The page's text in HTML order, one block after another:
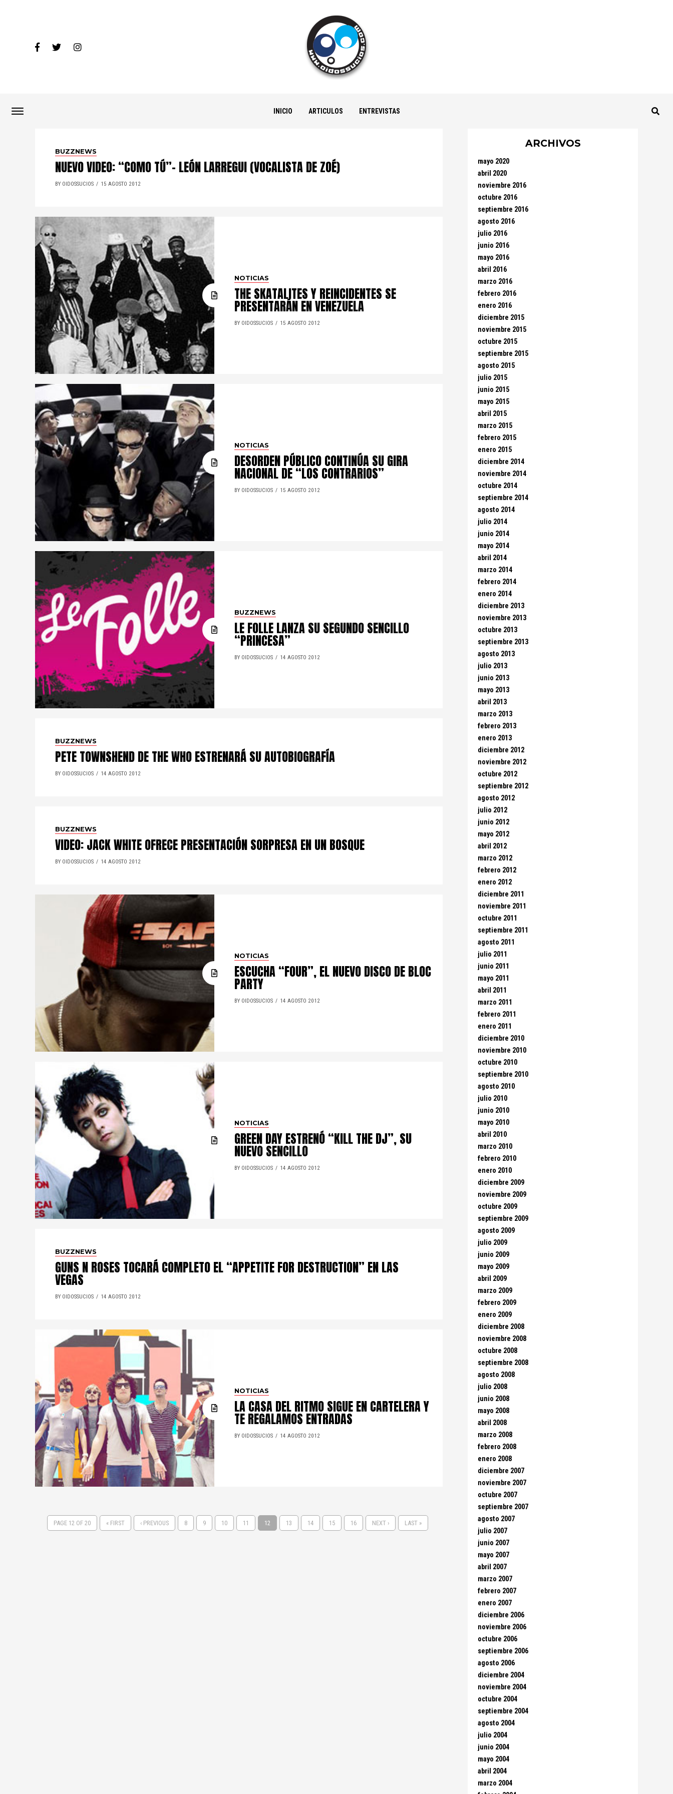
INICIO ARTICULOS ENTREVISTAS
BUZZNEWS
NUEVO VIDEO: “COMO TÚ”- LEÓN LARREGUI (VOCALISTA DE ZOÉ)
BY OIDOSSUCIOS 15 AGOSTO 2012
NOTICIAS
THE SKATALITES Y REINCIDENTES SE
PRESENTARÁN EN VENEZUELA
BY OIDOSSUCIOS 15 AGOSTO 2012
NOTICIAS
DESORDEN PÚBLICO CONTINÚA SU GIRA
NACIONAL DE “LOS CONTRARIOS”
BY OIDOSSUCIOS 15 AGOSTO 2012
BUZZNEWS
LE FOLLE LANZA SU SEGUNDO SENCILLO
“PRINCESA”
BY OIDOSSUCIOS 14 AGOSTO 2012
BUZZNEWS
PETE TOWNSHEND DE THE WHO ESTRENARÁ SU AUTOBIOGRAFÍA
BY OIDOSSUCIOS 14 AGOSTO 2012
BUZZNEWS
VIDEO: JACK WHITE OFRECE PRESENTACIÓN SORPRESA EN UN BOSQUE
BY OIDOSSUCIOS 14 AGOSTO 2012
NOTICIAS
ESCUCHA “FOUR”, EL NUEVO DISCO DE BLOC
PARTY
BY OIDOSSUCIOS 14 AGOSTO 2012
NOTICIAS
GREEN DAY ESTRENÓ “KILL THE DJ”, SU
NUEVO SENCILLO
BY OIDOSSUCIOS 14 AGOSTO 2012
BUZZNEWS
GUNS N ROSES TOCARÁ COMPLETO EL “APPETITE FOR DESTRUCTION” EN LAS
VEGAS
BY OIDOSSUCIOS 14 AGOSTO 2012
NOTICIAS
LA CASA DEL RITMO SIGUE EN CARTELERA Y
TE REGALAMOS ENTRADAS
BY OIDOSSUCIOS 14 AGOSTO 2012
PAGE 12 OF 20 « FIRST ‹ PREVIOUS 8 9 10 11 12 13 14 15 16 NEXT › LAST »
ARCHIVOS
mayo 2020
abril 2020
noviembre 2016
octubre 2016
septiembre 2016
agosto 2016
julio 2016
junio 2016
mayo 2016
abril 2016
marzo 2016
febrero 2016
enero 2016
diciembre 2015
noviembre 2015
octubre 2015
septiembre 2015
agosto 2015
julio 2015
junio 2015
mayo 2015
abril 2015
marzo 2015
febrero 2015
enero 2015
diciembre 2014
noviembre 2014
octubre 2014
septiembre 2014
agosto 2014
julio 2014
junio 2014
mayo 2014
abril 2014
marzo 2014
febrero 2014
enero 2014
diciembre 2013
noviembre 2013
octubre 2013
septiembre 2013
agosto 2013
julio 2013
junio 2013
mayo 2013
abril 2013
marzo 2013
febrero 2013
enero 2013
diciembre 2012
noviembre 2012
octubre 2012
septiembre 2012
agosto 2012
julio 2012
junio 2012
mayo 2012
abril 2012
marzo 2012
febrero 2012
enero 2012
diciembre 2011
noviembre 2011
octubre 2011
septiembre 2011
agosto 2011
julio 2011
junio 2011
mayo 2011
abril 2011
marzo 2011
febrero 2011
enero 2011
diciembre 2010
noviembre 2010
octubre 2010
septiembre 2010
agosto 2010
julio 2010
junio 2010
mayo 2010
abril 2010
marzo 2010
febrero 2010
enero 2010
diciembre 2009
noviembre 2009
octubre 2009
septiembre 2009
agosto 2009
julio 2009
junio 2009
mayo 2009
abril 2009
marzo 2009
febrero 2009
enero 2009
diciembre 2008
noviembre 2008
octubre 2008
septiembre 2008
agosto 2008
julio 2008
junio 2008
mayo 2008
abril 2008
marzo 2008
febrero 2008
enero 2008
diciembre 2007
noviembre 2007
octubre 2007
septiembre 2007
agosto 2007
julio 2007
junio 2007
mayo 2007
abril 2007
marzo 2007
febrero 2007
enero 2007
diciembre 2006
noviembre 2006
octubre 2006
septiembre 2006
agosto 2006
diciembre 2004
noviembre 2004
octubre 2004
septiembre 2004
agosto 2004
julio 2004
junio 2004
mayo 2004
abril 2004
marzo 2004